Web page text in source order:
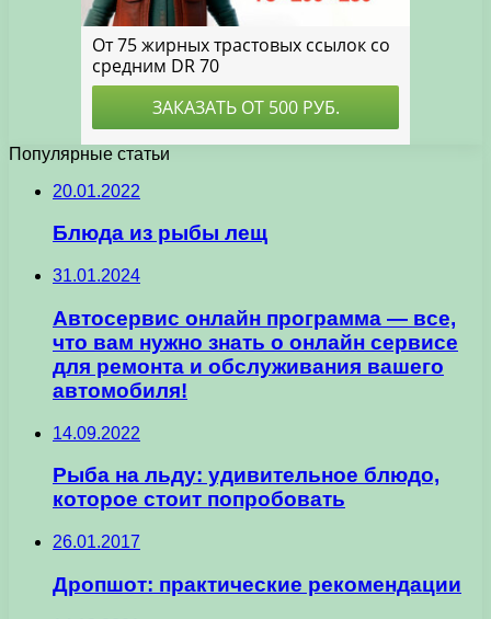
Популярные статьи
20.01.2022
Блюда из рыбы лещ
31.01.2024
Автосервис онлайн программа — все,
что вам нужно знать о онлайн сервисе
для ремонта и обслуживания вашего
автомобиля!
14.09.2022
Рыба на льду: удивительное блюдо,
которое стоит попробовать
26.01.2017
Дропшот: практические рекомендации